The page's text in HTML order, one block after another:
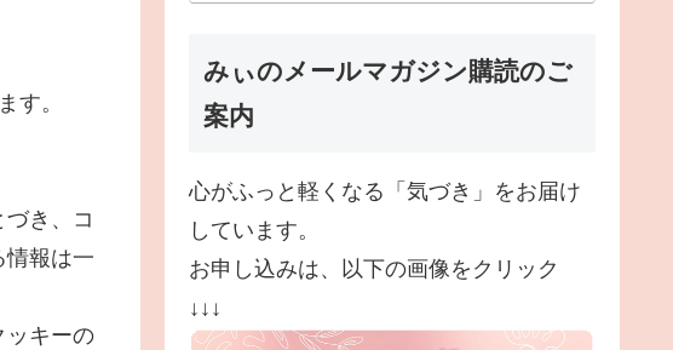
す。
き、コ
情報は一
ッキーの
みぃのメールマガジン購読のご
案内
心がふっと軽くなる「気づき」をお届け
しています。
お申し込みは、以下の画像をクリック
↓↓↓